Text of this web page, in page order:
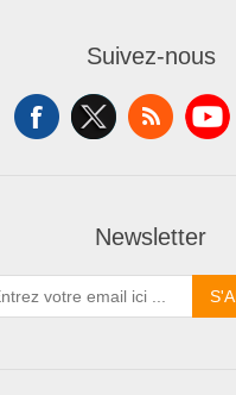
Suivez-nous
Newsletter